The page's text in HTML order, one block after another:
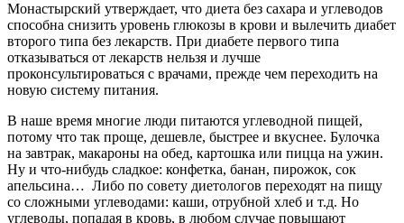
Монастырский утверждает, что диета без сахара и углеводов
способна снизить уровень глюкозы в крови и вылечить диабет
второго типа без лекарств. При диабете первого типа
отказываться от лекарств нельзя и лучше
проконсультироваться с врачами, прежде чем переходить на
новую систему питания.
В наше время многие люди питаются углеводной пищей,
потому что так проще, дешевле, быстрее и вкуснее. Булочка
на завтрак, макароны на обед, картошка или пицца на ужин.
Ну и что-нибудь сладкое: конфетка, банан, пирожок, сок
апельсина… Либо по совету диетологов переходят на пищу
со сложными углеводами: каши, отрубной хлеб и т.д. Но
углеводы, попадая в кровь, в любом случае повышают